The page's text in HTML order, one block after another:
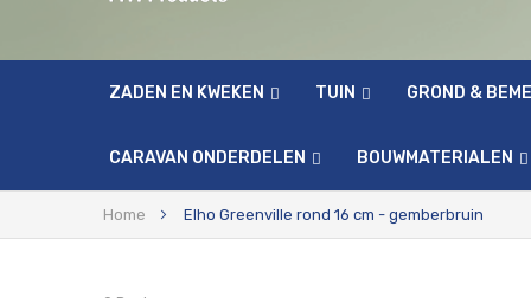
ZADEN EN KWEKEN TUIN GROND &
CARAVAN ONDERDELEN BOUWMATERIALEN
Home Elho Greenville rond 16 cm - gemberbruin